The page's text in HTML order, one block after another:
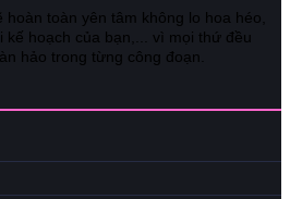
toàn yên tâm không lo hoa héo,
kế hoạch của bạn,... vì mọi thứ đều
hảo trong từng công đoạn.